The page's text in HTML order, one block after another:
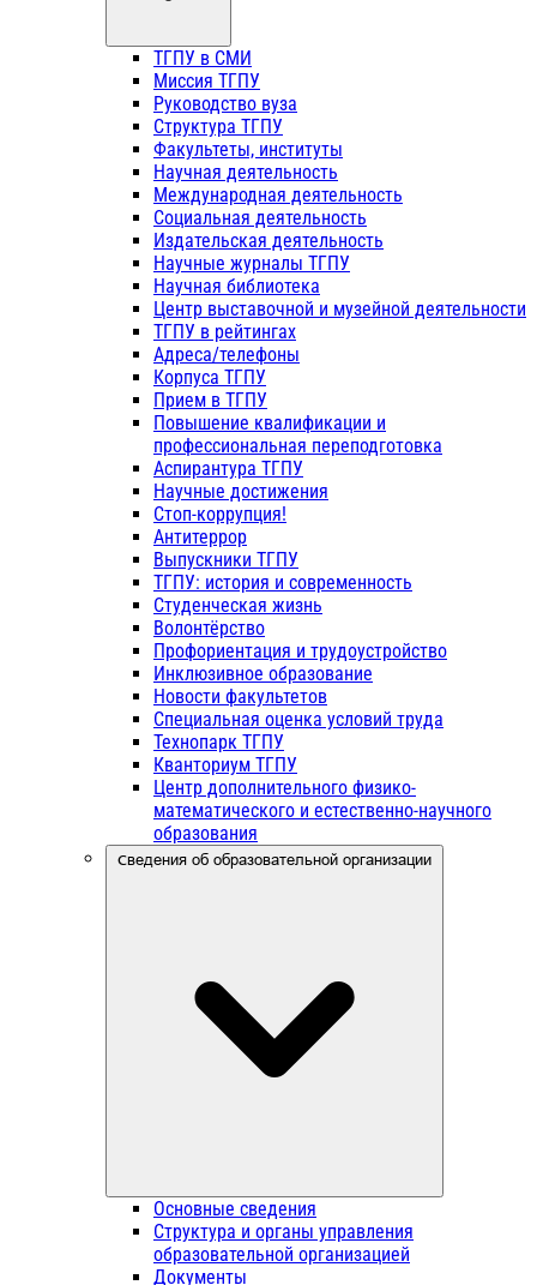
ТГПУ в СМИ
Миссия ТГПУ
Руководство вуза
Структура ТГПУ
Факультеты, институты
Научная деятельность
Международная деятельность
Социальная деятельность
Издательская деятельность
Научные журналы ТГПУ
Научная библиотека
Центр выставочной и музейной деятельности
ТГПУ в рейтингах
Адреса/телефоны
Корпуса ТГПУ
Прием в ТГПУ
Повышение квалификации и
профессиональная переподготовка
Аспирантура ТГПУ
Научные достижения
Стоп-коррупция!
Антитеррор
Выпускники ТГПУ
ТГПУ: история и современность
Студенческая жизнь
Волонтёрство
Профориентация и трудоустройство
Инклюзивное образование
Новости факультетов
Специальная оценка условий труда
Технопарк ТГПУ
Кванториум ТГПУ
Центр дополнительного физико-
математического и естественно-научного
образования
Сведения об образовательной организации
Основные сведения
Структура и органы управления
образовательной организацией
Документы